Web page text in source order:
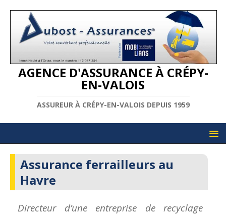
AGENCE D'ASSURANCE À CRÉPY-
EN-VALOIS
ASSUREUR À CRÉPY-EN-VALOIS DEPUIS 1959
Assurance ferrailleurs au
Havre
Directeur d’une entreprise de recyclage